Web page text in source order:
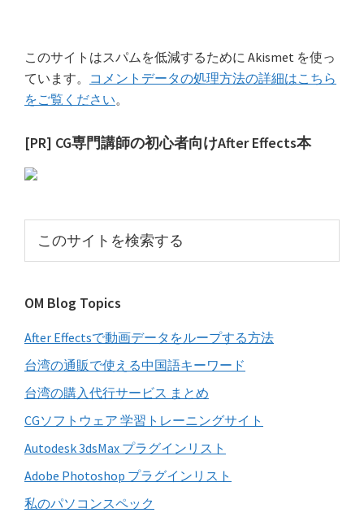
このサイトはスパムを低減するために Akismet を使っ
ています。 コメントデータの処理方法の詳細はこちら
をご覧ください。
最
初
サ
イ
バ
ー
[PR] CG専門講師の初心者向けAfter Effects本
ト
検
索
す
る
OM Blog Topics
After Effectsで動画データをループする方法
台湾の通販で使える中国語キーワード
台湾の購入代行サービス まとめ
CGソフトウェア 学習トレーニングサイト
Autodesk 3dsMax プラグインリスト
Adobe Photoshop プラグインリスト
私のパソコンスペック